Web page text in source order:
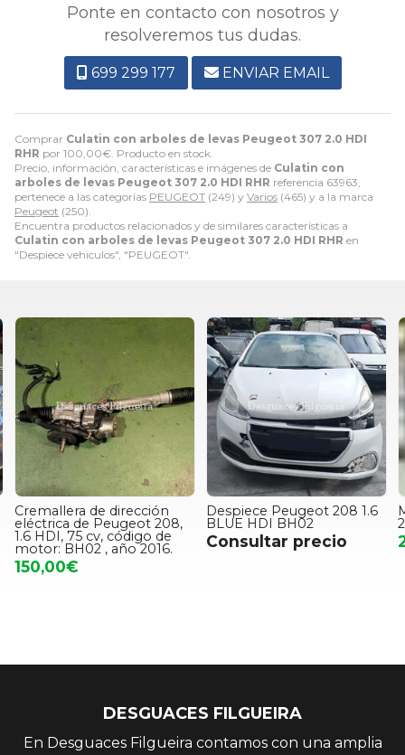
Comprar Culatin con arboles de levas Peugeot 307 2.0 HDI
RHR por 100,00€ . Producto en stock.
Precio, información, características e imágenes de Culatin con
arboles de levas Peugeot 307 2.0 HDI RHR referencia 63963,
pertenece a las categorías PEUGEOT (249) y Varios (465) y a la marca
Peugeot (250).
Encuentra productos relacionados y de similares características a
Culatin con arboles de levas Peugeot 307 2.0 HDI RHR en
"Despiece vehiculos", "PEUGEOT".
Ponte en contacto con nosotros y
resolveremos tus dudas.
699 299 177 ENVIAR EMAIL
Cremallera de dirección
eléctrica de Peugeot 208,
1.6 HDI, 75 cv, código de
motor: BH02 , año 2016.
150,00€
Despiece Peugeot 208 1.6
BLUE HDI BH02
Consultar precio
DESGUACES FILGUEIRA
En Desguaces Filgueira contamos con una amplia